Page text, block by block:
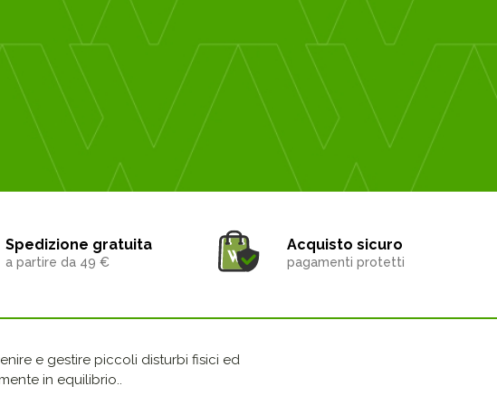
Spedizione gratuita
a partire da 49 €
Acquisto sicuro
pagamenti protetti
e gestire piccoli disturbi fisici ed
in equilibrio..